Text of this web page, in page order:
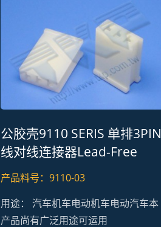
公胶壳9110 SERIS 单排3PIN
线对线连接器Lead-Free
RoHS REACH
产品料号：9110-03
用途： 汽车机车电动机车电动汽车本
产品尚有广泛用途可运用